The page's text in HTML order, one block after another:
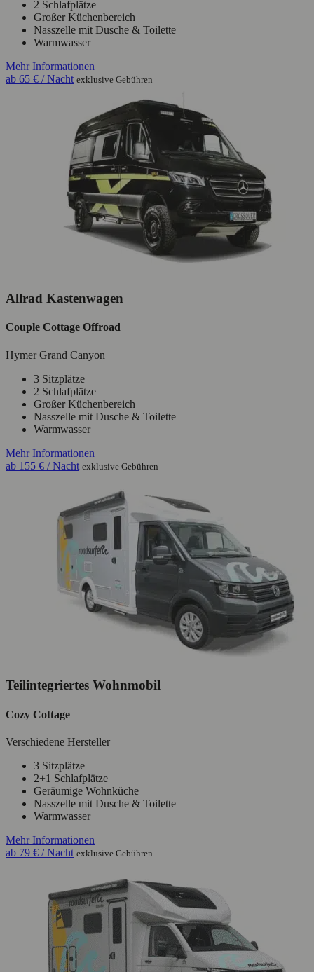
2 Schlafplätze
Großer Küchenbereich
Nasszelle mit Dusche & Toilette
Warmwasser
Mehr Informationen
ab 65 € / Nacht exklusive Gebühren
Allrad Kastenwagen
Couple Cottage Offroad
Hymer Grand Canyon
3 Sitzplätze
2 Schlafplätze
Großer Küchenbereich
Nasszelle mit Dusche & Toilette
Warmwasser
Mehr Informationen
ab 155 € / Nacht exklusive Gebühren
Teilintegriertes Wohnmobil
Cozy Cottage
Verschiedene Hersteller
3 Sitzplätze
2+1 Schlafplätze
Geräumige Wohnküche
Nasszelle mit Dusche & Toilette
Warmwasser
Mehr Informationen
ab 79 € / Nacht exklusive Gebühren